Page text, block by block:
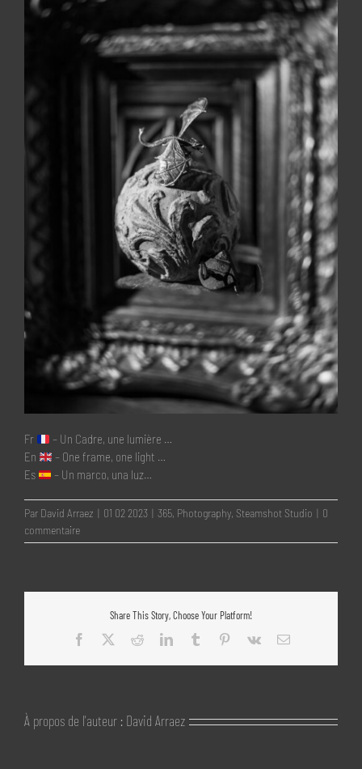
Fr
– Un Cadre, une lumière …
En
– One frame, one light …
Es
– Un marco, una luz…
Par David Arraez | 01 02 2023 | 365, Photography, Steamshot Studio | 0
commentaire
Share This Story, Choose Your Platform!
Facebook
RedditLinkedInTumblr Pinterest
Vk Email
À propos de l'auteur : David Arraez